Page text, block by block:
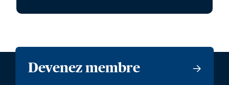
Devenez membre